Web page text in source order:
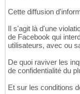
Cette diffusion
Il s'agit là d'une
de Facebook qui
utilisateurs, avec ou
De quoi raviver les
de confidentialité du
Et sur les conditions